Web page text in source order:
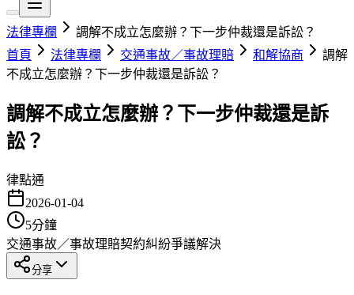
法律專欄
調解不成立怎麼辦？下一步仲裁還是訴訟？
首頁
法律專欄 交通事故／事故理賠 和解協商
調解
不成立怎麼辦？下一步仲裁還是訴訟？
調解不成立怎麼辦？下一步仲裁還是訴
訟？
律點通
2026-01-04
5分鐘
交通事故／事故理賠契約糾紛爭議解決
分享